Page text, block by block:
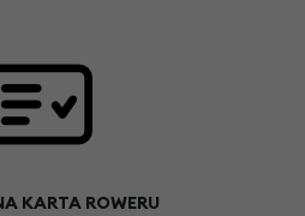
KARTA ROWERU